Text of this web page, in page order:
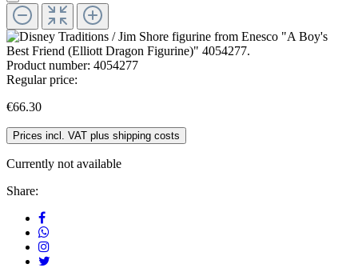
Product number: 4054277
Regular price:
€66.30
Prices incl. VAT plus shipping costs
Currently not available
Share: